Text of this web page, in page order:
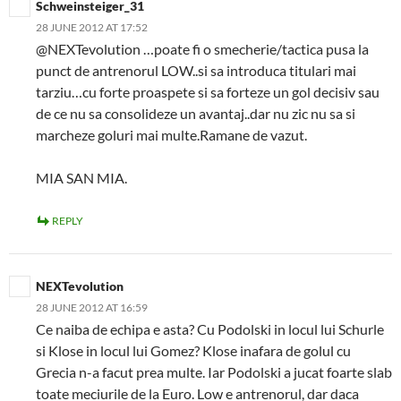
Schweinsteiger_31
28 JUNE 2012 AT 17:52
@NEXTevolution …poate fi o smecherie/tactica pusa la
punct de antrenorul LOW..si sa introduca titulari mai
tarziu…cu forte proaspete si sa forteze un gol decisiv sau
de ce nu sa consolideze un avantaj..dar nu zic nu sa si
marcheze goluri mai multe.Ramane de vazut.
MIA SAN MIA.
REPLY
NEXTevolution
28 JUNE 2012 AT 16:59
Ce naiba de echipa e asta? Cu Podolski in locul lui Schurle
si Klose in locul lui Gomez? Klose inafara de golul cu
Grecia n-a facut prea multe. Iar Podolski a jucat foarte slab
toate meciurile de la Euro. Low e antrenorul, dar daca